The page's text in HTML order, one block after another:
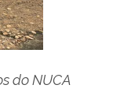
do NUCA